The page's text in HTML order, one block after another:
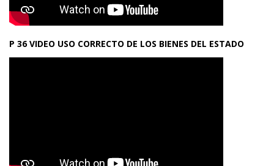
P 36 VIDEO USO CORRECTO DE LOS BIENES DEL ESTADO